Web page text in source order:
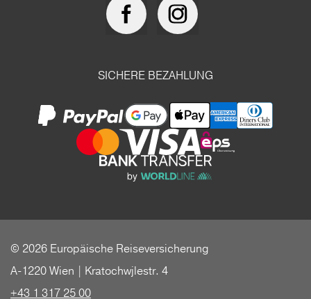
SICHERE BEZAHLUNG
© 2026 Europäische Reiseversicherung
A-1220 Wien | Kratochwjlestr. 4
+43 1 317 25 00